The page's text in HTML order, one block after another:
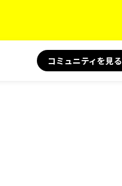
コミュニティを見る